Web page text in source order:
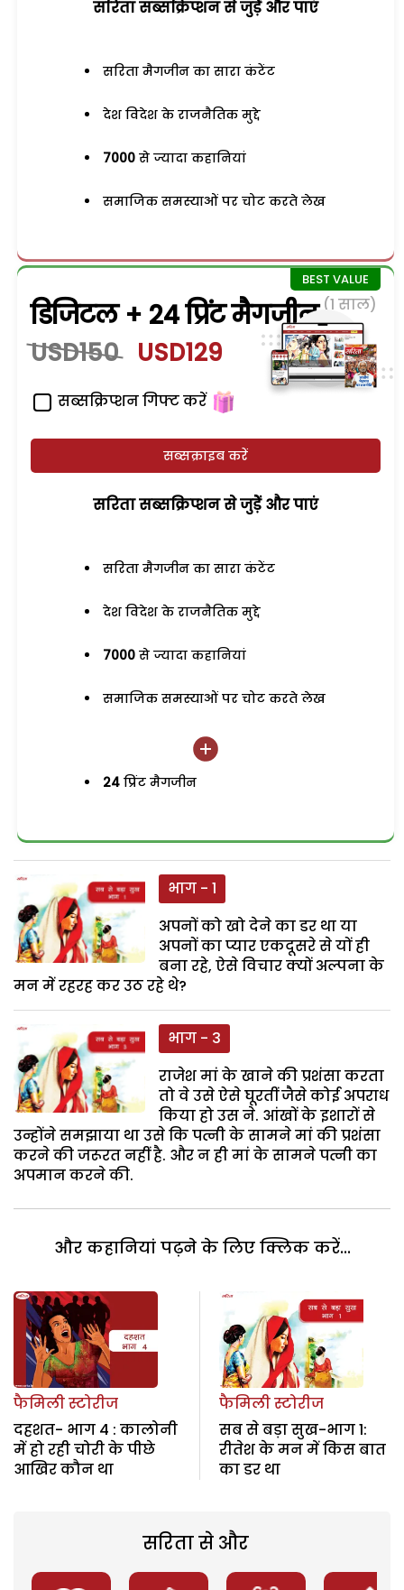
सरिता सब्सक्रिप्शन से जुड़ेें और पाएं
सरिता मैगजीन का सारा कंटेंट
देश विदेश के राजनैतिक मुद्दे
7000 से ज्यादा कहानियां
समाजिक समस्याओं पर चोट करते लेख
डिजिटल + 24 प्रिंट मैगजीन (1 साल)
USD150 USD129
सब्सक्रिप्शन गिफ्ट करें
सब्सक्राइब करें
सरिता सब्सक्रिप्शन से जुड़ेें और पाएं
सरिता मैगजीन का सारा कंटेंट
देश विदेश के राजनैतिक मुद्दे
7000 से ज्यादा कहानियां
समाजिक समस्याओं पर चोट करते लेख
24 प्रिंट मैगजीन
भाग - 1
अपनों को खो देने का डर था या
अपनों का प्यार एकदूसरे से यों ही
बना रहे, ऐसे विचार क्यों अल्पना के
मन में रहरह कर उठ रहे थे?
भाग - 3
राजेश मां के खाने की प्रशंसा करता
तो वे उसे ऐसे घूरतीं जैसे कोई अपराध
किया हो उस ने. आंखों के इशारों से
उन्होंने समझाया था उसे कि पत्नी के सामने मां की प्रशंसा
करने की जरूरत नहीं है. और न ही मां के सामने पत्नी का
अपमान करने की.
और कहानियां पढ़ने के लिए क्लिक करें...
फैमिली स्टोरीज
दहशत- भाग 4 : कालोनी
में हो रही चोरी के पीछे
आखिर कौन था
फैमिली स्टोरीज
सब से बड़ा सुख-भाग 1:
रीतेश के मन में किस बात
का डर था
सरिता से और